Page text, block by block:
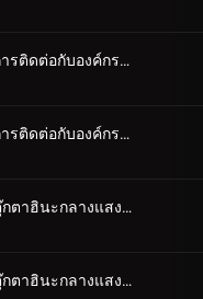
ตอนที่ 335 การติดต่อกับองค์กรชุดดำ (ภาคสะกดรอย)
ตอนที่ 336 การติดต่อกับองค์กรชุดดำ (ภาคชี้เป็นชี้ตาย)
ตอนที่ 337 ตุ๊กตาฮินะกลางแสงสนธยา (ตอนแรก)
ตอนที่ 338 ตุ๊กตาฮินะกลางแสงสนธยา (ตอนจบ)